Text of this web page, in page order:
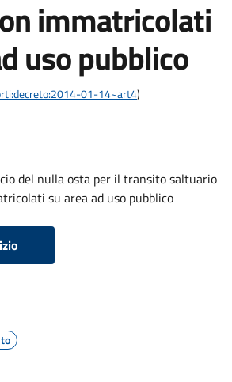
immatricolati
uso pubblico
01-14~art4)
del nulla osta per il transito saltuario
su area ad uso pubblico